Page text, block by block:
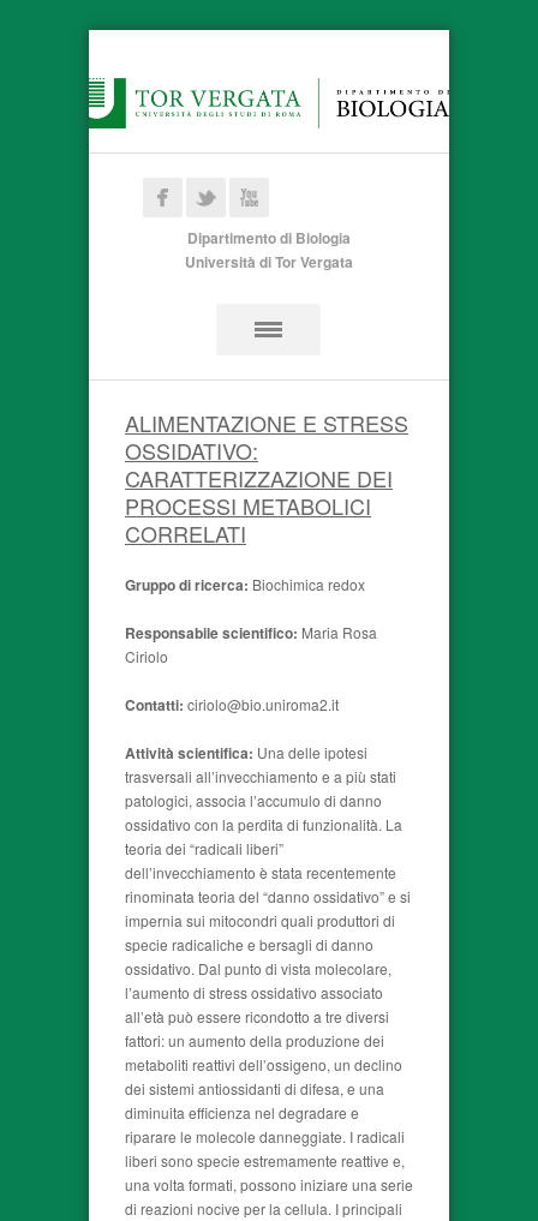
Dipartimento di Biologia
Università di Tor Vergata
ALIMENTAZIONE E STRESS
OSSIDATIVO:
CARATTERIZZAZIONE DEI
PROCESSI METABOLICI
CORRELATI
Gruppo di ricerca: Biochimica redox
Responsabile scientifico: Maria Rosa
Ciriolo
Contatti: ciriolo@bio.uniroma2.it
Attività scientifica: Una delle ipotesi
trasversali all’invecchiamento e a più stati
patologici, associa l’accumulo di danno
ossidativo con la perdita di funzionalità. La
teoria dei “radicali liberi”
dell’invecchiamento è stata recentemente
rinominata teoria del “danno ossidativo” e si
impernia sui mitocondri quali produttori di
specie radicaliche e bersagli di danno
ossidativo. Dal punto di vista molecolare,
l’aumento di stress ossidativo associato
all’età può essere ricondotto a tre diversi
fattori: un aumento della produzione dei
metaboliti reattivi dell’ossigeno, un declino
dei sistemi antiossidanti di difesa, e una
diminuita efficienza nel degradare e
riparare le molecole danneggiate. I radicali
liberi sono specie estremamente reattive e,
una volta formati, possono iniziare una serie
di reazioni nocive per la cellula. I principali